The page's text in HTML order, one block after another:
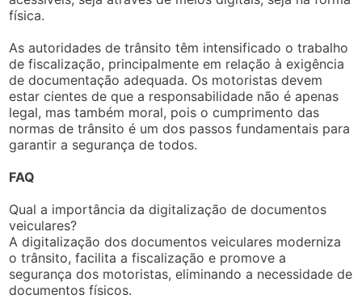
física.
As autoridades de trânsito têm intensificado o trabalho
de fiscalização, principalmente em relação à exigência
de documentação adequada. Os motoristas devem
estar cientes de que a responsabilidade não é apenas
legal, mas também moral, pois o cumprimento das
normas de trânsito é um dos passos fundamentais para
garantir a segurança de todos.
FAQ
Qual a importância da digitalização de documentos
veiculares?
A digitalização dos documentos veiculares moderniza
o trânsito, facilita a fiscalização e promove a
segurança dos motoristas, eliminando a necessidade de
documentos físicos.